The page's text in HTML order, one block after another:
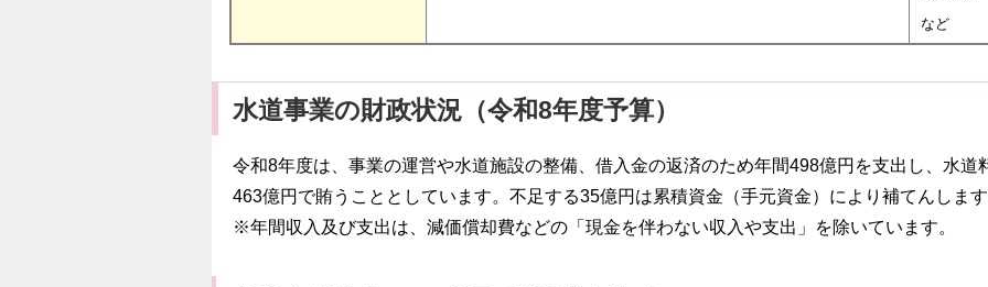
など
水道事業の財政状況（令和8年度予算）
令和8年度は、事業の運営や水道施設の整備、借入金の返済のため年間498億円を支出し、水道
463億円で賄うこととしています。不足する35億円は累積資金（手元資金）により補てんしま
※年間収入及び支出は、減価償却費などの「現金を伴わない収入や支出」を除いています。